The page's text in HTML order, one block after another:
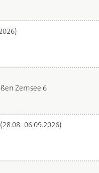
Zernsee 6
(28.08.-06.09.2026)